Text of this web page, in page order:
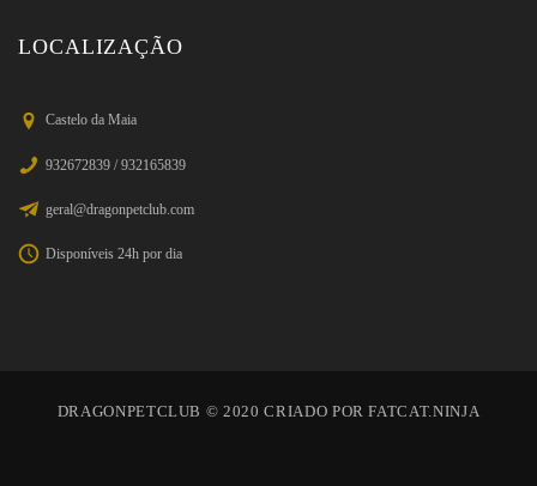
LOCALIZAÇÃO
Castelo da Maia
932672839 / 932165839
geral@dragonpetclub.com
Disponíveis 24h por dia
DRAGONPETCLUB © 2020 CRIADO POR FATCAT.NINJA